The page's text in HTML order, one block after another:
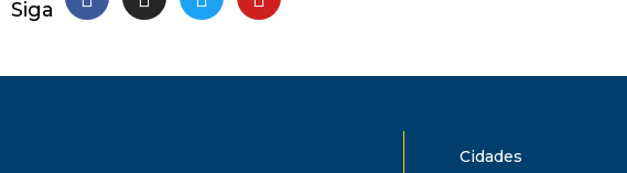
Siga
Cidades